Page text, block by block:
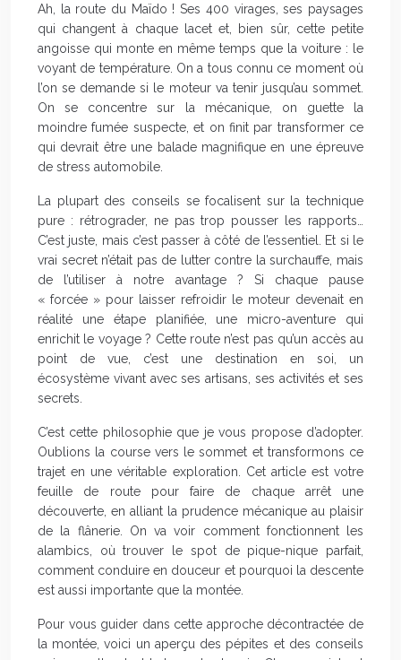
Ah, la route du Maïdo ! Ses 400 virages, ses paysages
qui changent à chaque lacet et, bien sûr, cette petite
angoisse qui monte en même temps que la voiture : le
voyant de température. On a tous connu ce moment où
l’on se demande si le moteur va tenir jusqu’au sommet.
On se concentre sur la mécanique, on guette la
moindre fumée suspecte, et on finit par transformer ce
qui devrait être une balade magnifique en une épreuve
de stress automobile.
La plupart des conseils se focalisent sur la technique
pure : rétrograder, ne pas trop pousser les rapports…
C’est juste, mais c’est passer à côté de l’essentiel. Et si le
vrai secret n’était pas de lutter contre la surchauffe, mais
de l’utiliser à notre avantage ? Si chaque pause
« forcée » pour laisser refroidir le moteur devenait en
réalité une étape planifiée, une micro-aventure qui
enrichit le voyage ? Cette route n’est pas qu’un accès au
point de vue, c’est une destination en soi, un
écosystème vivant avec ses artisans, ses activités et ses
secrets.
C’est cette philosophie que je vous propose d’adopter.
Oublions la course vers le sommet et transformons ce
trajet en une véritable exploration. Cet article est votre
feuille de route pour faire de chaque arrêt une
découverte, en alliant la prudence mécanique au plaisir
de la flânerie. On va voir comment fonctionnent les
alambics, où trouver le spot de pique-nique parfait,
comment conduire en douceur et pourquoi la descente
est aussi importante que la montée.
Pour vous guider dans cette approche décontractée de
la montée, voici un aperçu des pépites et des conseils